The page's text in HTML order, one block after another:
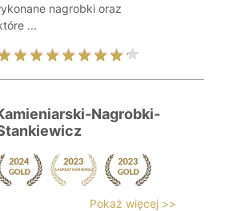
nagrobki oraz
...
Nagrobki-
Pokaż więcej >>